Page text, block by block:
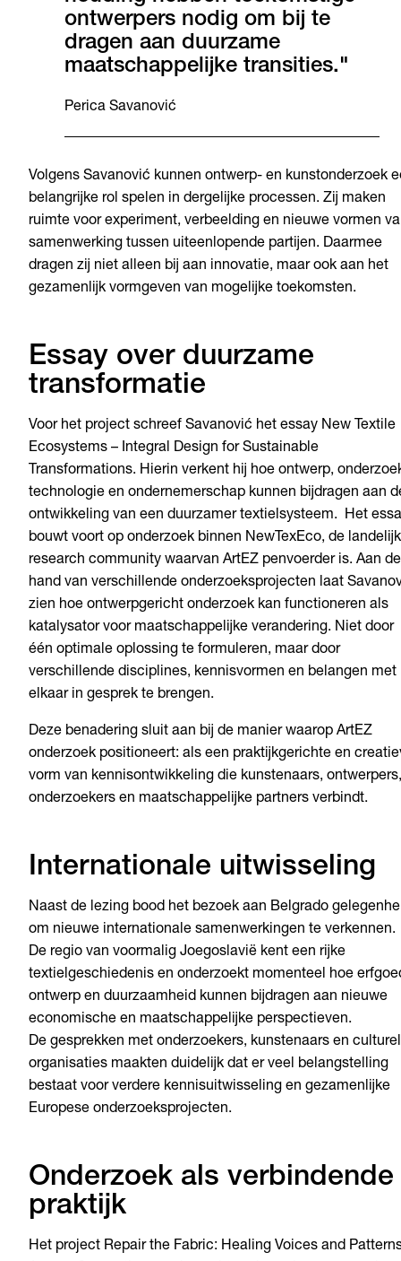
ontwerpers nodig om bij te
dragen aan duurzame
maatschappelijke transities."
Perica Savanović
Volgens Savanović kunnen ontwerp- en kunstonderzoek
belangrijke rol spelen in dergelijke processen. Zij maken
ruimte voor experiment, verbeelding en nieuwe vormen
samenwerking tussen uiteenlopende partijen. Daarmee
dragen zij niet alleen bij aan innovatie, maar ook aan het
gezamenlijk vormgeven van mogelijke toekomsten.
Essay over duurzame
transformatie
Voor het project schreef Savanović het essay New Textile
Ecosystems – Integral Design for Sustainable
Transformations. Hierin verkent hij hoe ontwerp,
technologie en ondernemerschap kunnen bijdragen aan
ontwikkeling van een duurzamer textielsysteem. Het
bouwt voort op onderzoek binnen NewTexEco, de
research community waarvan ArtEZ penvoerder is. Aan de
hand van verschillende onderzoeksprojecten laat
zien hoe ontwerpgericht onderzoek kan functioneren als
katalysator voor maatschappelijke verandering. Niet door
één optimale oplossing te formuleren, maar door
verschillende disciplines, kennisvormen en belangen met
elkaar in gesprek te brengen.
Deze benadering sluit aan bij de manier waarop ArtEZ
onderzoek positioneert: als een praktijkgerichte en
vorm van kennisontwikkeling die kunstenaars, ontwerpers,
onderzoekers en maatschappelijke partners verbindt.
Internationale uitwisseling
Naast de lezing bood het bezoek aan Belgrado
om nieuwe internationale samenwerkingen te verkennen.
De regio van voormalig Joegoslavië kent een rijke
textielgeschiedenis en onderzoekt momenteel hoe
ontwerp en duurzaamheid kunnen bijdragen aan nieuwe
economische en maatschappelijke perspectieven.
De gesprekken met onderzoekers, kunstenaars en
organisaties maakten duidelijk dat er veel belangstelling
bestaat voor verdere kennisuitwisseling en gezamenlijke
Europese onderzoeksprojecten.
Onderzoek als verbindende
praktijk
Het project Repair the Fabric: Healing Voices and